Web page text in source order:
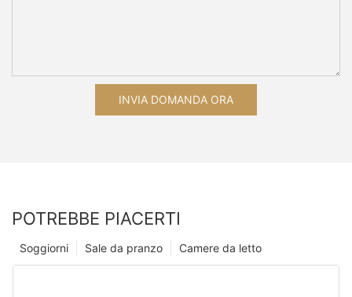
INVIA DOMANDA ORA
POTREBBE PIACERTI
Camere da letto
Sale da pranzo
Soggiorni